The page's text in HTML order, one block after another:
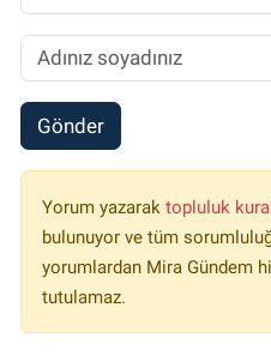
Gönder
Yorum yazarak topluluk
bulunuyor ve tüm
yorumlardan Mira Gündem
tutulamaz.